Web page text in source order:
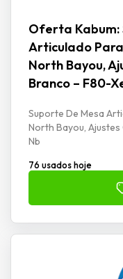
Oferta Kabum:
Articulado Para
North Bayou,
Branco – F80-
Suporte De Mesa
North Bayou,
Nb
76 usados hoje